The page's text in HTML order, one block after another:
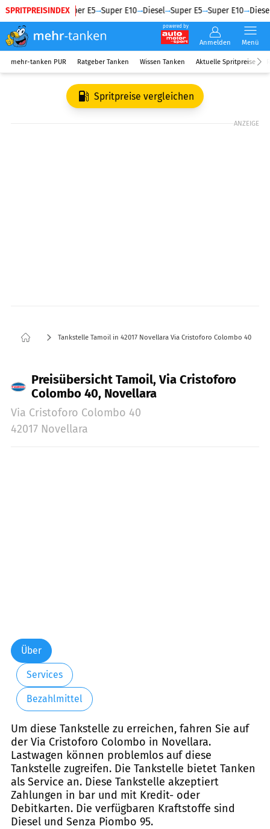
SPRITPREISINDEX
Diesel Super E5 Super E10 Diesel Super E5 Super E10 Diesel
powered by
Anmelden Menü
mehr-tanken PUR Ratgeber Tanken Wissen Tanken Aktuelle Spritpreise
Spritpreise vergleichen
ANZEIGE
Tankstelle Tamoil in 42017 Novellara Via Cristoforo Colombo 40
Preisübersicht Tamoil, Via Cristoforo
Colombo 40, Novellara
Via Cristoforo Colombo 40
42017 Novellara
Über
Services
Bezahlmittel
Um diese Tankstelle zu erreichen, fahren Sie auf
der Via Cristoforo Colombo in Novellara.
Lastwagen können problemlos auf diese
Tankstelle zugreifen. Die Tankstelle bietet Tanken
als Service an. Diese Tankstelle akzeptiert
Zahlungen in bar und mit Kredit- oder
Debitkarten. Die verfügbaren Kraftstoffe sind
Diesel und Senza Piombo 95.